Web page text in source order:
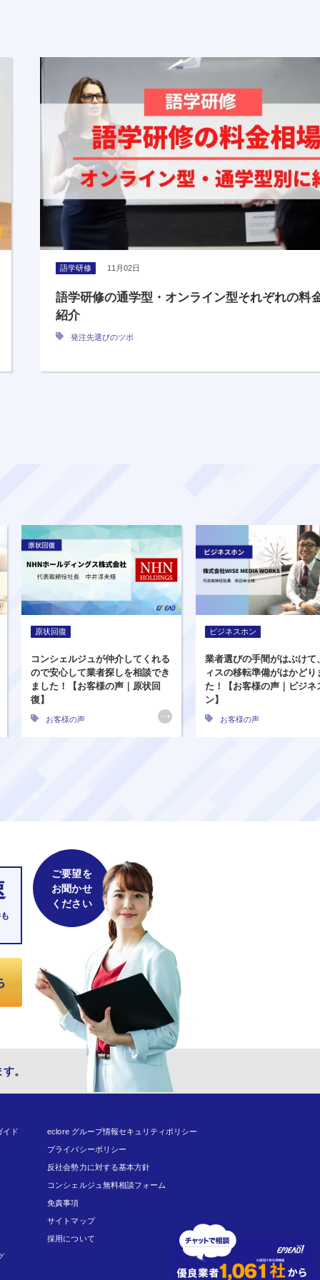
語学研修 11月02日
語学研修の通学型・オンライン型それぞれの料
紹介
発注先選びのツボ
原状回復
コンシェルジュが仲介してくれる
ので安心して業者探しを相談でき
ました！【お客様の声｜原状回
復】
お客様の声
ビジネスホン
業者選びの手間がはぶけて
ィスの移転準備がはかどり
た！【お客様の声｜ビジネ
ン】
お客様の声
ご要望を
お聞かせ
ください
。
イド eclore グループ情報セキュリティポリシー
プライバシーポリシー
反社会勢力に対する基本方針
コンシェルジュ無料相談フォーム
免責事項
サイトマップ
採用について